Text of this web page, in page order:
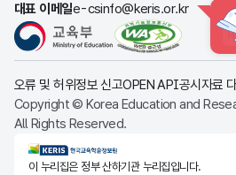
대표 이메일e-csinfo@keris.or.kr
오류 및 허위정보 신고OPEN API공시자료
Copyright © Korea Education and
All Rights Reserved.
KERIS한국교육학술정보원
이 누리집은 정부 산하기관 누리집입니다.